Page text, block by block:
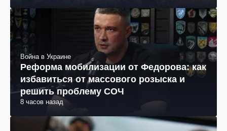
Война в Украине
Реформа мобилизации от Федорова: как
избавиться от массового розыска и
решить проблему СОЧ
8 часов назад